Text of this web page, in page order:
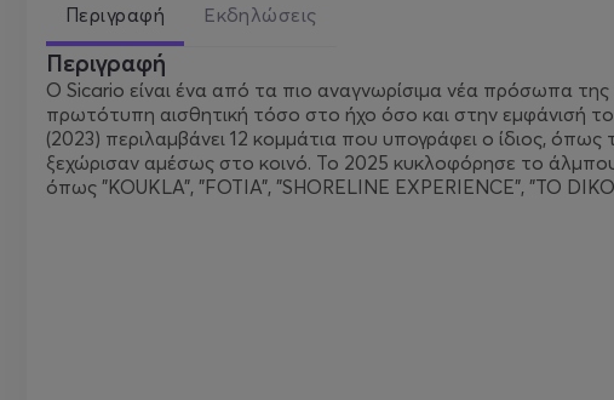
Περιγραφή Εκδηλώσεις
Περιγραφή
Ο Sicario είναι ένα από τα πιο αναγνωρίσιμα νέα πρόσωπα της
πρωτότυπη αισθητική τόσο στο ήχο όσο και στην εμφάνισή
(2023) περιλαμβάνει 12 κομμάτια που υπογράφει ο ίδιος, όπως
ξεχώρισαν αμέσως στο κοινό. Το 2025 κυκλοφόρησε το
όπως "KOUKLA", "FOTIA", "SHORELINE EXPERIENCE", "TO